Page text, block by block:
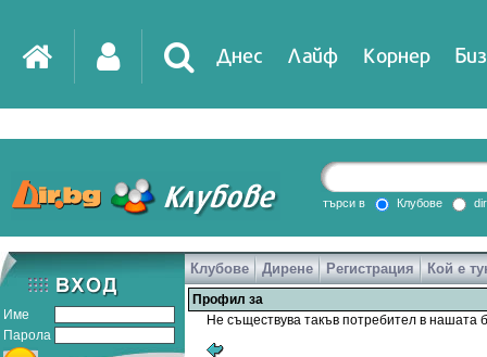
Днес Лайф Корнер
DirTV Impressio
Games
търси в Клубове
Име
Парола
Клубове Дирене Регистрация Кой е
Профил за
Не съществува такъв потребител в нашата